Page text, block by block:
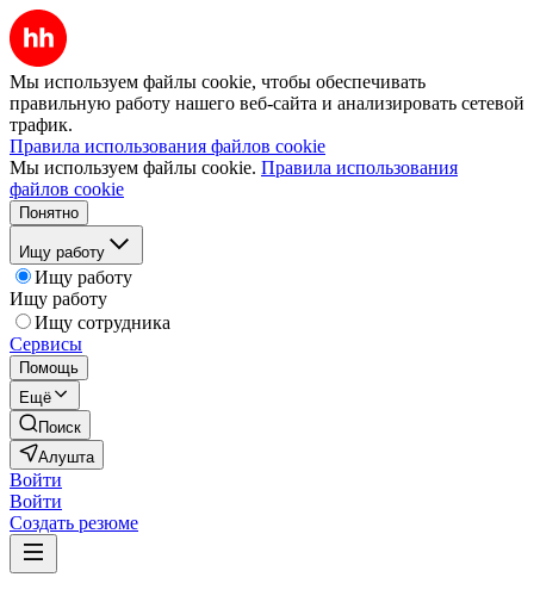
Мы используем файлы cookie, чтобы обеспечивать
правильную работу нашего веб-сайта и анализировать сетевой
трафик.
Правила использования файлов cookie
Мы используем файлы cookie. Правила использования
файлов cookie
Понятно
Ищу работу
Ищу работу
Ищу работу
Ищу сотрудника
Сервисы
Помощь
Ещё
Поиск
Алушта
Войти
Войти
Создать резюме